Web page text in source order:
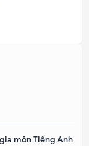
môn Tiếng Anh